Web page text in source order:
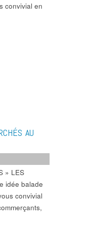
convivial en
AU
» LES
idée balade
convivial